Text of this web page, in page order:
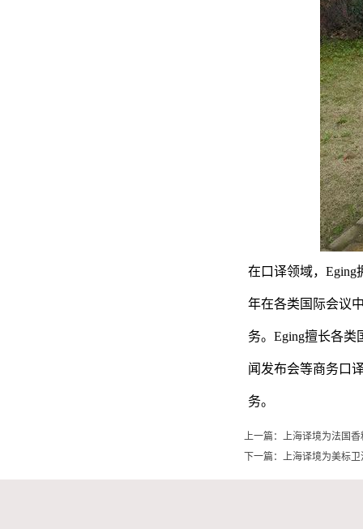
在口译领域，
年在各类国际会议
务。Eging擅长各
闻发布会等商务口
务。
上一篇： 上海译境为法国
下一篇： 上海译境为美标